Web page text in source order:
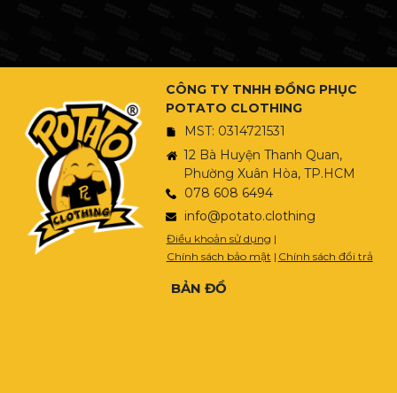
CÔNG TY TNHH ĐỒNG PHỤC
POTATO CLOTHING
MST: 0314721531
12 Bà Huyện Thanh Quan,
Phường Xuân Hòa, TP.HCM
078 608 6494
info@potato.clothing
Điều khoản sử dụng |
Chính sách bảo mật | Chính sách đổi trả
BẢN ĐỒ